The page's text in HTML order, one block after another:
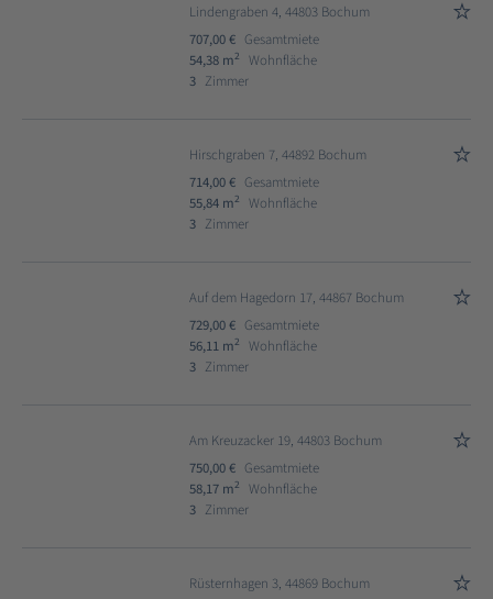
Lindengraben 4, 44803 Bochum
707,00 € Gesamtmiete
54,38 m2
Wohnfläche
3 Zimmer
Hirschgraben 7, 44892 Bochum
714,00 € Gesamtmiete
55,84 m2
Wohnfläche
3 Zimmer
Auf dem Hagedorn 17, 44867 Bochum
729,00 € Gesamtmiete
56,11 m2
Wohnfläche
3 Zimmer
Am Kreuzacker 19, 44803 Bochum
750,00 € Gesamtmiete
58,17 m2
Wohnfläche
3 Zimmer
Rüsternhagen 3, 44869 Bochum